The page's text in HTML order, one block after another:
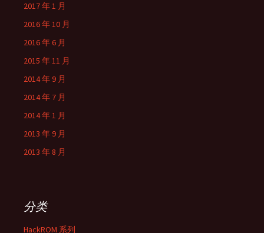
2017 年 1 月
2016 年 10 月
2016 年 6 月
2015 年 11 月
2014 年 9 月
2014 年 7 月
2014 年 1 月
2013 年 9 月
2013 年 8 月
分类
HackROM 系列